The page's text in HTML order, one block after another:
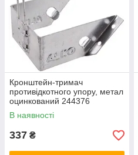
Кронштейн-тримач
противідкотного упору, метал
оцинкований 244376
В наявності
337 ₴